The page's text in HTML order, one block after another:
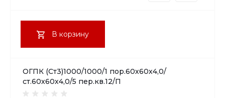
В корзину
ОГПК (Ст3)1000/1000/1 пор.60х60х4,0/
ст.60х60х4,0/5 пер.кв.12/П